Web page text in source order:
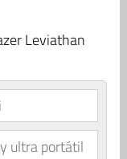
Leviathan
ultra portátil